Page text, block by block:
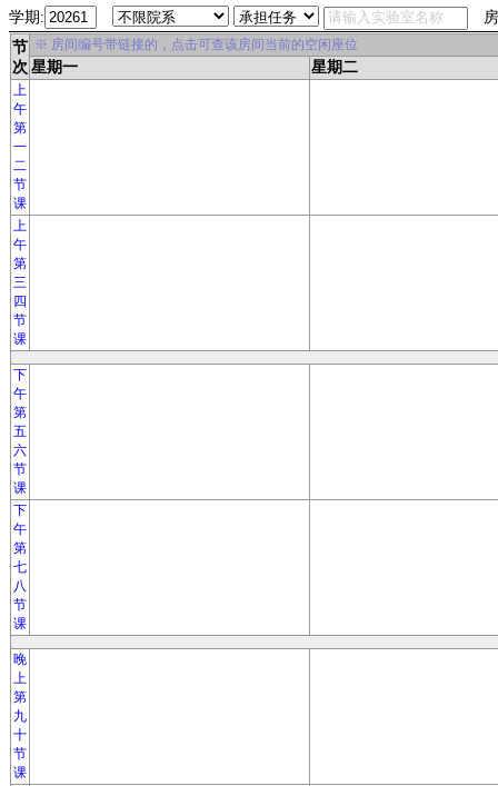
学期: 房
节
次
※ 房间编号带链接的，点击可查该房间当前的空闲座位
星期一 星期二
上
午
第
一
二
节
课
上
午
第
三
四
节
课
下
午
第
五
六
节
课
下
午
第
七
八
节
课
晚
上
第
九
十
节
课